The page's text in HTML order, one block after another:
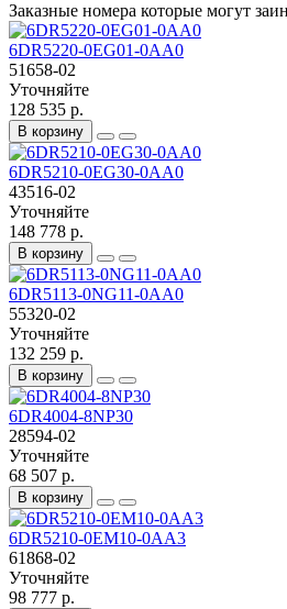
Заказные номера которые могут
6DR5220-0EG01-0AA0
51658-02
Уточняйте
128 535 р.
В корзину
6DR5210-0EG30-0AA0
43516-02
Уточняйте
148 778 р.
В корзину
6DR5113-0NG11-0AA0
55320-02
Уточняйте
132 259 р.
В корзину
6DR4004-8NP30
28594-02
Уточняйте
68 507 р.
В корзину
6DR5210-0EM10-0AA3
61868-02
Уточняйте
98 777 р.